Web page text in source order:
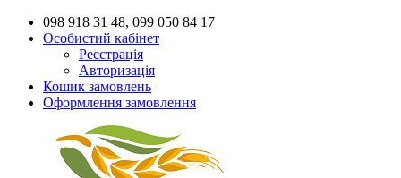
098 918 31 48, 099 050 84 17
Особистий кабінет
Реєстрація
Авторизація
Кошик замовлень
Оформлення замовлення